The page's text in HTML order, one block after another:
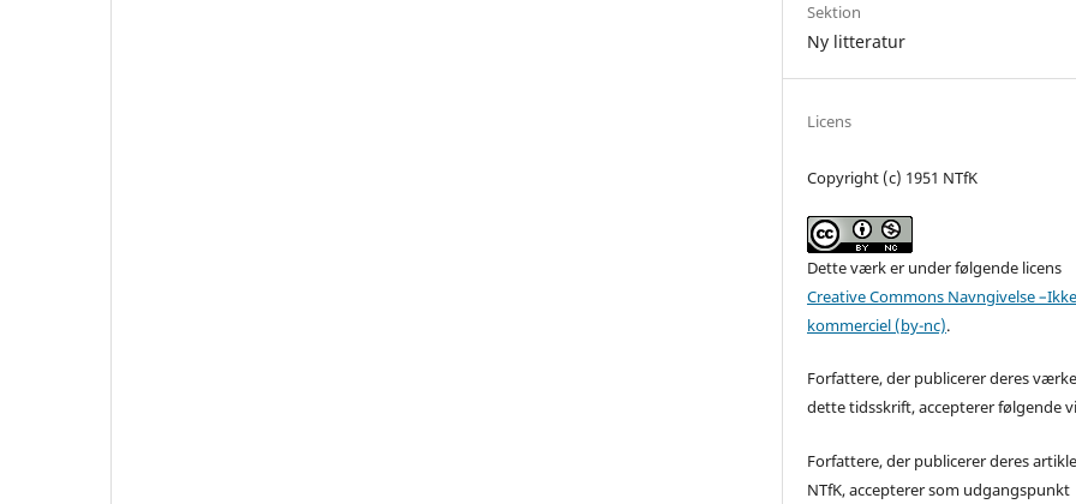
Sektion
Ny litteratur
Licens
Copyright (c) 1951 NTfK
Dette værk er under følgende licens
Creative Commons Navngivelse
kommerciel (by-nc).
Forfattere, der publicerer deres
dette tidsskrift, accepterer følgende
Forfattere, der publicerer deres
NTfK, accepterer som udgangspunkt